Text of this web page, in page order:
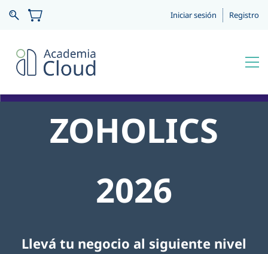
Iniciar sesión Registro
ZOHOLICS
2026
Llevá tu negocio al siguiente nivel